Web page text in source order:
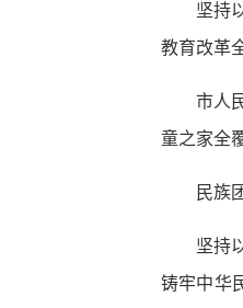
坚持
教育改革
市人
童之家全
民族
坚持
铸牢中华